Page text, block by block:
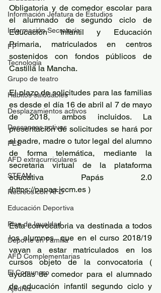
Información Jefatura de Estudios
Información Secretaría
FP
Tecnología
Grupo de teatro
Hábitos saludables
Desplazamientos activos
Descansos activos
PES
AFD extracurriculares
STEAM
Recreos con AFD
Educación Deportiva
Plan de Igualdad
Deporte en Familia
AFD Complementarias
El Comunero
Ajedrez
Obligatoria y de comedor escolar para
el alumnado de segundo ciclo de
Educación Infantil y Educación
Primaria, matriculados en centros
sostenidos con fondos públicos de
Castilla la Mancha.
El plazo de solicitudes para las familias
es desde el día 16 de abril al 7 de mayo
de 2018, ambos incluidos. La
presentación de solicitudes se hará por
el padre, madre o tutor legal del alumno
de forma telemática, mediante la
secretaria virtual de la plataforma
educativa Papás 2.0
(https://papas.jccm.es )
Esta convocatoria va destinada a todos
los alumnos  que en el curso 2018/19
vayan a estar matriculados en los
cursos objeto de la convocatoria (
ayudas de comedor para el alumnado
de educación infantil segundo ciclo y